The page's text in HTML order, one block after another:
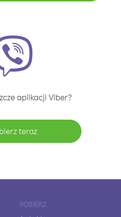
aplikacji Viber?
teraz
POBIERZ